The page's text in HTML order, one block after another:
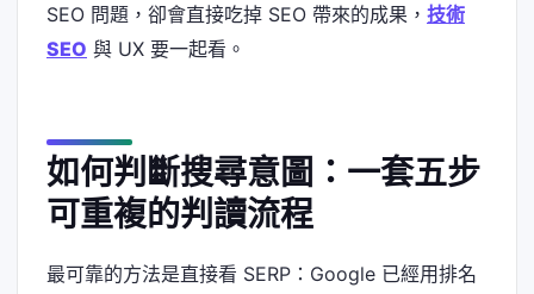
SEO 問題，卻會直接吃掉 SEO 帶來的成果， 技術
SEO 與 UX 要一起看。
如何判斷搜尋意圖：一套五步
可重複的判讀流程
最可靠的方法是直接看 SERP：Google 已經用排名